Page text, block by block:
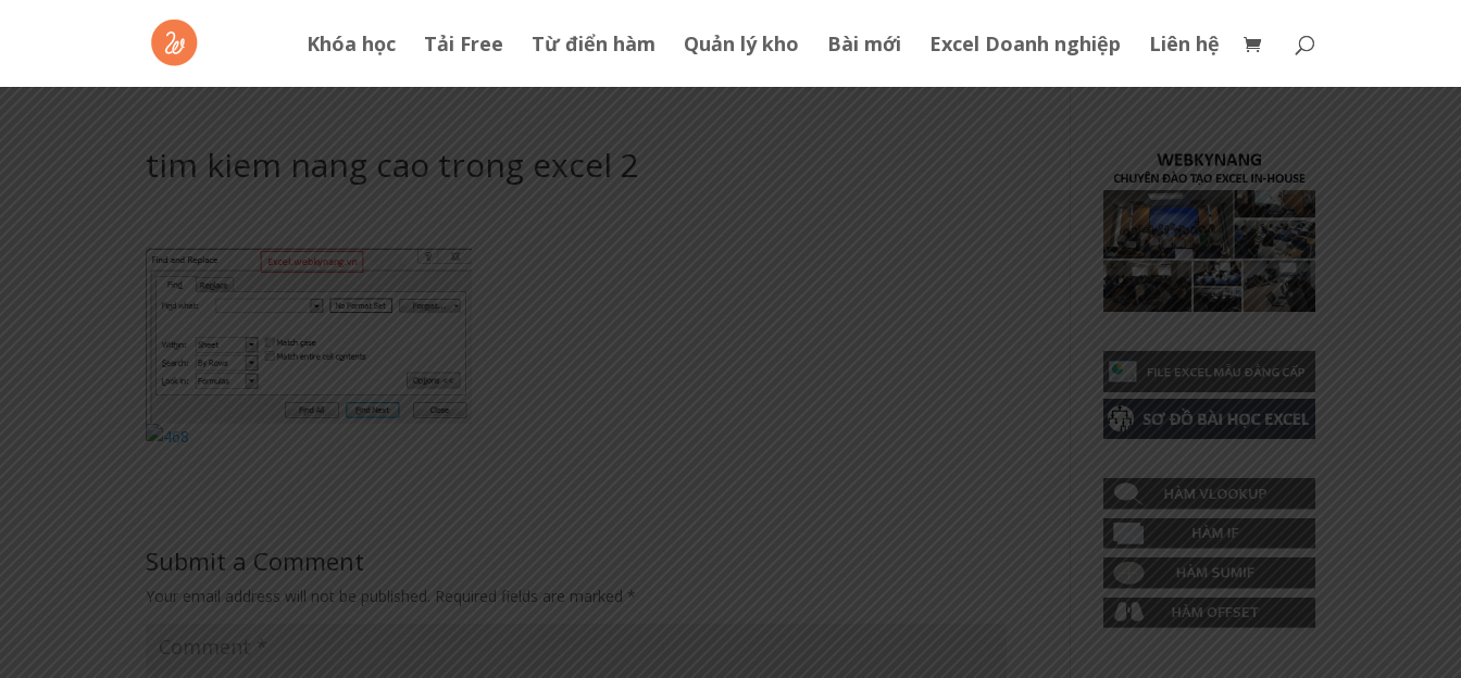
Khóa học Tải Free Từ điển hàm Quản lý kho Bài mới Excel Doanh nghiệp Liên hệ
tim kiem nang cao trong excel 2
Submit a Comment
Your email address will not be published. Required fields are marked *